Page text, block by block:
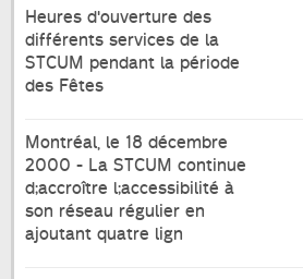
Heures d'ouverture des
différents services de la
STCUM pendant la période
des Fêtes
Montréal, le 18 décembre
2000 - La STCUM continue
d;accroître l;accessibilité à
son réseau régulier en
ajoutant quatre lign